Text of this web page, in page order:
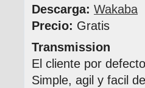
Descarga: Wakaba
Precio: Gratis
Transmission
El cliente por
Simple, agil y facil